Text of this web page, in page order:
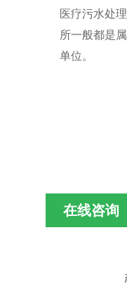
医疗污水处
所一般都是
单位。
在线咨询